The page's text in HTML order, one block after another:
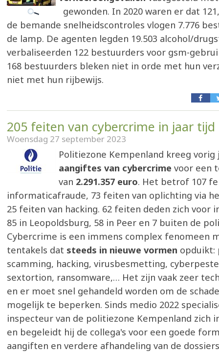
gewonden. In 2020 waren er dat
de bemande snelheidscontroles vlogen 7.776
de lamp. De agenten legden 19.503 alcohol/
verbaliseerden 122 bestuurders voor gsm-
168 bestuurders bleken niet in orde met hun
niet met hun rijbewijs.
205 feiten van cybercrime in jaar tijd
Woensdag 27 september 2023
Politiezone Kempenland kreeg
aangiftes van cybercrime voor een
van 2.291.357 euro. Het betrof 107
informaticafraude, 73 feiten van oplichting via
25 feiten van hacking. 62 feiten deden zich voor
85 in Leopoldsburg, 58 in Peer en 7 buiten de
Cybercrime is een immens complex fenomeen
tentakels dat steeds in nieuwe vormen opduikt:
scamming, hacking, virusbesmetting,
sextortion, ransomware,… Het zijn vaak zeer
en er moet snel gehandeld worden om de
mogelijk te beperken. Sinds medio 2022
inspecteur van de politiezone Kempenland zich
en begeleidt hij de collega's voor een goede
aangiften en verdere afhandeling van de